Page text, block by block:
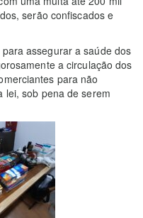
serão confiscados e
assegurar a saúde dos
a circulação dos
para não
lei, sob pena de serem